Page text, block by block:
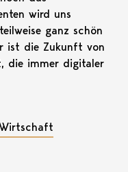
wird uns
ganz schön
ist die Zukunft von
die immer digitaler